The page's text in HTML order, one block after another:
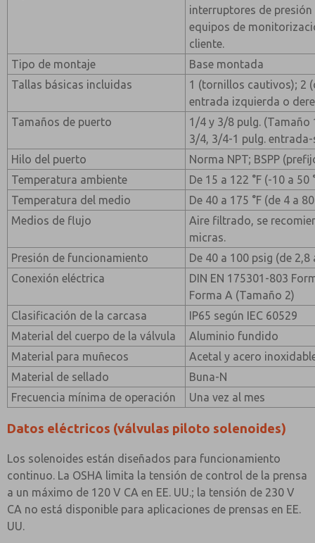
interruptores de
equipos de
cliente.
Tipo de montaje
Base montada
Tallas básicas incluidas
1 (tornillos cautivos); 2
entrada izquierda o
Tamaños de puerto
1/4 y 3/8 pulg.
3/4, 3/4-1 pulg.
Hilo del puerto
Norma NPT; BSPP
Temperatura ambiente
De 15 a 122 °F (-10 a 50
Temperatura del medio
De 40 a 175 °F (de 4 a 80
Medios de flujo
Aire filtrado, se
micras.
Presión de funcionamiento
De 40 a 100 psig (de 2,8
Conexión eléctrica
DIN EN 175301-803
Forma A (Tamaño 2)
Clasificación de la carcasa
IP65 según IEC 60529
Material del cuerpo de la válvula
Aluminio fundido
Material para muñecos
Acetal y acero
Material de sellado
Buna-N
Frecuencia mínima de operación
Una vez al mes
Datos eléctricos (válvulas piloto solenoides)
Los solenoides están diseñados para funcionamiento
continuo. La OSHA limita la tensión de control de la prensa
a un máximo de 120 V CA en EE. UU.; la tensión de 230 V
CA no está disponible para aplicaciones de prensas en EE.
UU.